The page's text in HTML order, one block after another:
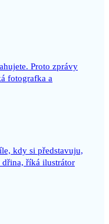
Proto zprávy
fotografka a
kdy si představuju,
dřina, říká ilustrátor